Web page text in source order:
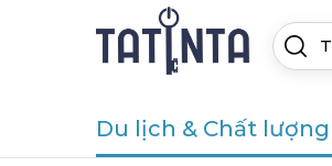
Du lịch & Chất